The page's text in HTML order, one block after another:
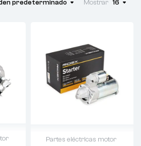
predeterminado Mostrar 16
Partes eléctricas motor